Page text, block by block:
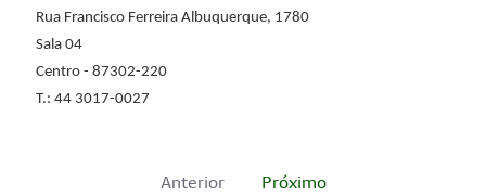
Rua Francisco Ferreira Albuquerque, 1780
Sala 04
Centro - 87302-220
T.: 44 3017-0027
Anterior Próximo